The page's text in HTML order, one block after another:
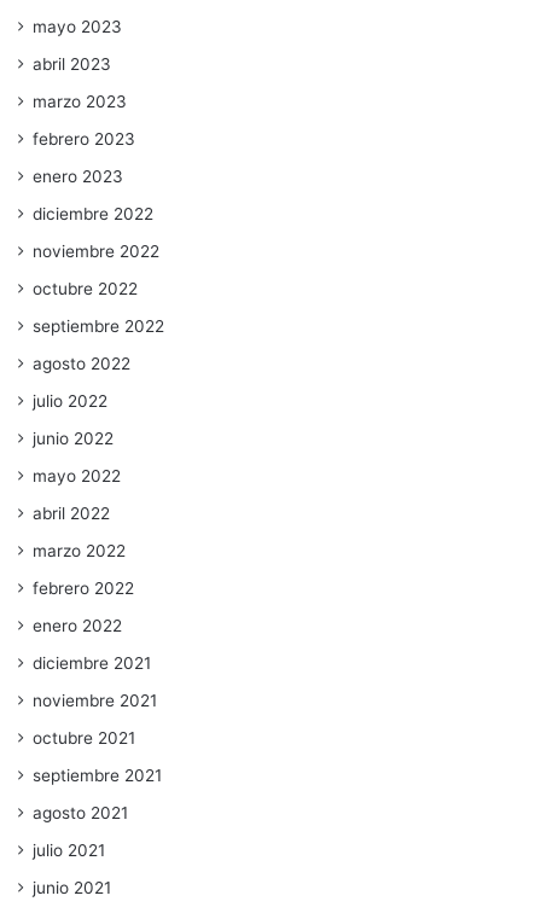
mayo 2023
abril 2023
marzo 2023
febrero 2023
enero 2023
diciembre 2022
noviembre 2022
octubre 2022
septiembre 2022
agosto 2022
julio 2022
junio 2022
mayo 2022
abril 2022
marzo 2022
febrero 2022
enero 2022
diciembre 2021
noviembre 2021
octubre 2021
septiembre 2021
agosto 2021
julio 2021
junio 2021